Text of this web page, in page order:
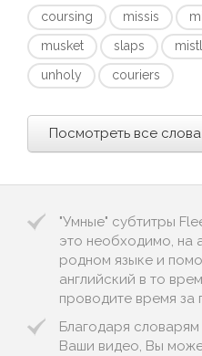
coursing missis
musket
slaps
unholy
couriers
Посмотреть все
"Умные" субтитры
это необходимо, на
родном языке и
английский в то
проводите время
Благодаря
Ваши видео, Вы